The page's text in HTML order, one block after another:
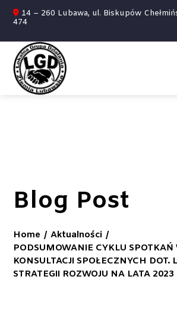
14 – 260 Lubawa, ul. Biskupów
474
Blog Post
Home
Aktualności
PODSUMOWANIE CYKLU
KONSULTACJI SPOŁECZNYCH DOT.
STRATEGII ROZWOJU NA LATA